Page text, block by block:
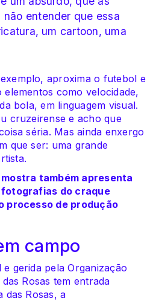
não entender que essa
um cartoon, uma
aproxima o futebol e
como velocidade,
bola, em linguagem visual.
cruzeirense e acho que
séria. Mas ainda enxergo
que ser: uma grande
também apresenta
do craque
processo de produção
campo
e gerida pela Organização
Rosas tem entrada
das Rosas, a